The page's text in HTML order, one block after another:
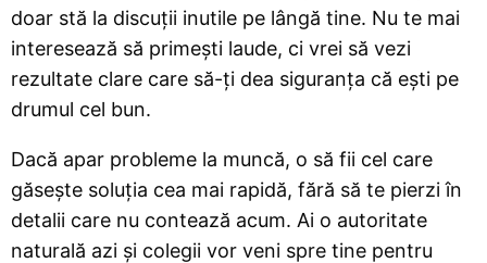
doar stă la discuții inutile pe lângă tine. Nu te mai
interesează să primești laude, ci vrei să vezi
rezultate clare care să-ți dea siguranța că ești pe
drumul cel bun.
Dacă apar probleme la muncă, o să fii cel care
găsește soluția cea mai rapidă, fără să te pierzi în
detalii care nu contează acum. Ai o autoritate
naturală azi și colegii vor veni spre tine pentru